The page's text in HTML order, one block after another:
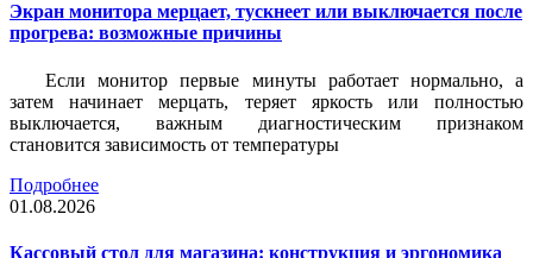
Экран монитора мерцает, тускнеет или выключается после
прогрева: возможные причины
Если монитор первые минуты работает нормально, а
затем начинает мерцать, теряет яркость или полностью
выключается, важным диагностическим признаком
становится зависимость от температуры
Подробнее
01.08.2026
Кассовый стол для магазина: конструкция и эргономика